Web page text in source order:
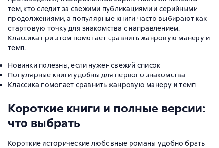
тем, кто следит за свежими публикациями и серийными
продолжениями, а популярные книги часто выбирают как
стартовую точку для знакомства с направлением.
Классика при этом помогает сравнить жанровую манеру и
темп.
Новинки полезны, если нужен свежий список
Популярные книги удобны для первого знакомства
Классика помогает сравнить жанровую манеру и темп
Короткие книги и полные версии:
что выбрать
Короткие исторические любовные романы удобно брать